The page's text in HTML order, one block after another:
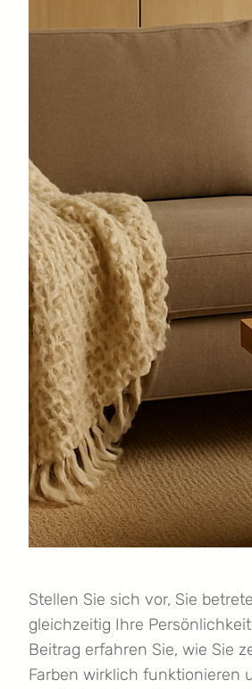
Stellen Sie sich vor, Sie
gleichzeitig Ihre
Beitrag erfahren Sie, wie Sie
Farben wirklich funktionieren